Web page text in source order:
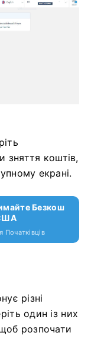
зняття коштів,
екрані.
Безкош
різні
один із них
розпочати